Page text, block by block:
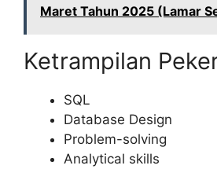
Maret Tahun 2025 (Lamar
Ketrampilan
SQL
Database Design
Problem-solving
Analytical skills